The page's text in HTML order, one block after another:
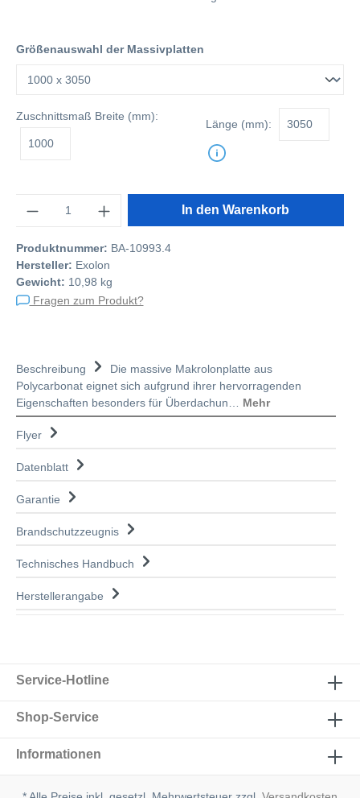
Größenauswahl der Massivplatten
Zuschnittsmaß Breite (mm):
Länge (mm):
In den Warenkorb
Produktnummer: BA-10993.4
Hersteller: Exolon
Gewicht: 10,98 kg
Fragen zum Produkt?
Beschreibung
Die massive Makrolonplatte aus
Polycarbonat eignet sich aufgrund ihrer hervorragenden
Eigenschaften besonders für Überdachun… Mehr
Flyer
Datenblatt
Garantie
Brandschutzzeugnis
Technisches Handbuch
Herstellerangabe
Service-Hotline
Shop-Service
Informationen